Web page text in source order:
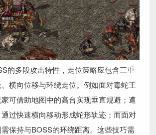
的多段攻击特性，走位策略应包含三重
横向位移与环绕走位。例如面对毒蛇王
可借助地图中的高台实现垂直规避；遭
过快速横向移动形成蛇形轨迹；而面对
保持与BOSS的环绕距离。这些技巧需